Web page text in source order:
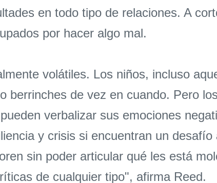
en todo tipo de relaciones. A
por hacer algo mal.
volátiles. Los niños, incluso
berrinches de vez en cuando. Pero
verbalizar sus emociones
y crisis si encuentran un
sin poder articular qué les está
de cualquier tipo", afirma Reed.